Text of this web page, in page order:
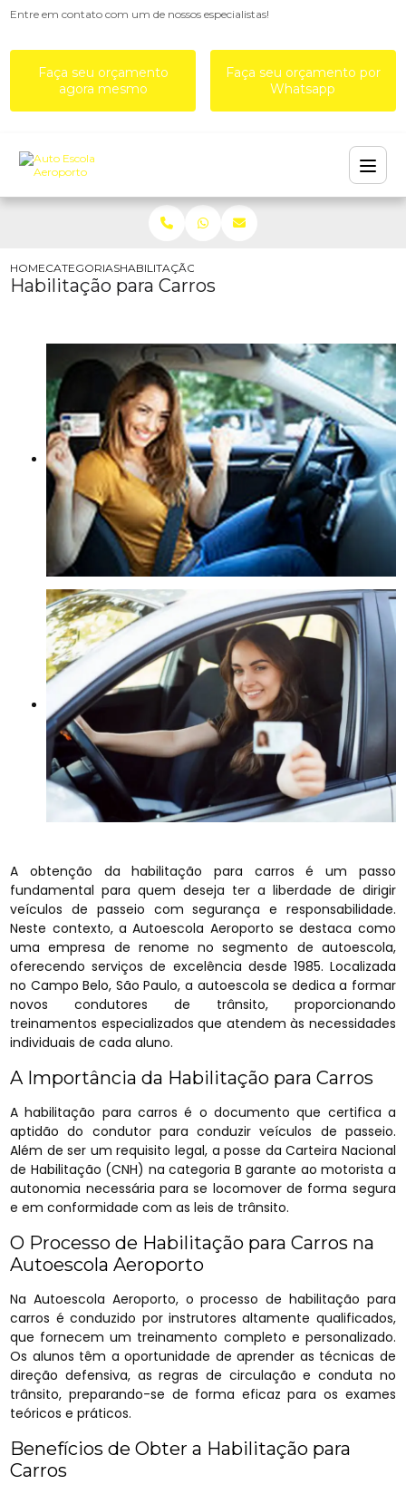
Entre em contato com um de nossos especialistas!
Faça seu orçamento
agora mesmo
Faça seu orçamento por
Whatsapp
HOMECATEGORIASHABILITAÇÃO PARA CARROS
Habilitação para Carros
A obtenção da habilitação para carros é um passo
fundamental para quem deseja ter a liberdade de dirigir
veículos de passeio com segurança e responsabilidade.
Neste contexto, a Autoescola Aeroporto se destaca como
uma empresa de renome no segmento de autoescola,
oferecendo serviços de excelência desde 1985. Localizada
no Campo Belo, São Paulo, a autoescola se dedica a formar
novos condutores de trânsito, proporcionando
treinamentos especializados que atendem às necessidades
individuais de cada aluno.
A Importância da Habilitação para Carros
A habilitação para carros é o documento que certifica a
aptidão do condutor para conduzir veículos de passeio.
Além de ser um requisito legal, a posse da Carteira Nacional
de Habilitação (CNH) na categoria B garante ao motorista a
autonomia necessária para se locomover de forma segura
e em conformidade com as leis de trânsito.
O Processo de Habilitação para Carros na
Autoescola Aeroporto
Na Autoescola Aeroporto, o processo de habilitação para
carros é conduzido por instrutores altamente qualificados,
que fornecem um treinamento completo e personalizado.
Os alunos têm a oportunidade de aprender as técnicas de
direção defensiva, as regras de circulação e conduta no
trânsito, preparando-se de forma eficaz para os exames
teóricos e práticos.
Benefícios de Obter a Habilitação para
Carros